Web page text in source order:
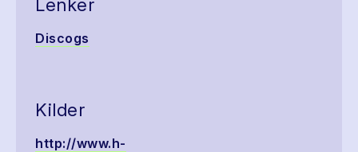
Lenker
Discogs
Kilder
http://www.h-